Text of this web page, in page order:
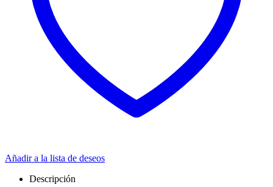
Añadir a la lista de deseos
Descripción